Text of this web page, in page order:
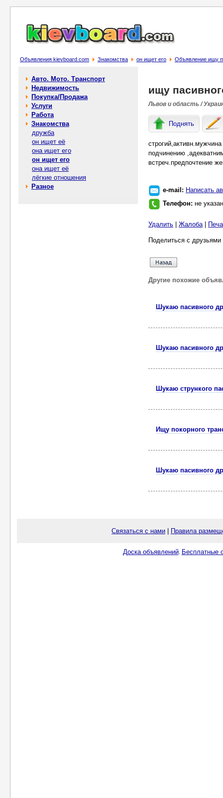
Объявления kievboard.com Знакомства он ищет его Объявление ищу
Авто. Мото. Транспорт
Недвижимость
Покупка/Продажа
Услуги
Работа
Знакомства
дружба
он ищет её
она ищет его
он ищет его
она ищет её
лёгкие отношения
Разное
ищу
Львов и область /
Поднять
подчинению
встреч.предпочтение
e-mail: Написать
Телефон: не указан
Удалить Жалоба|
Поделиться с
Другие похожие
Шукаю пасивного
Шукаю пасивного
Шукаю стрункого
Ищу покорного
Шукаю пасивного
Связаться с нами Правила
Доска объявлений. Бесплатные